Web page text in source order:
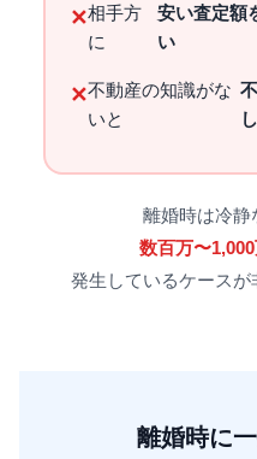
✕相手方
に
安い査定額
い
✕不動産の知識がな
いと
離婚時は冷静
数百万〜
発生しているケースが
離婚時に